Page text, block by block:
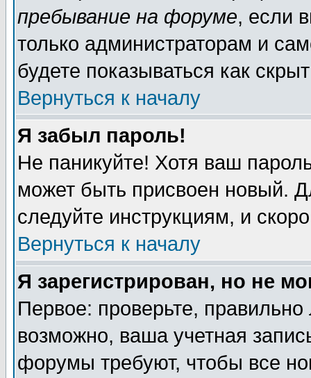
пребывание на форуме, если
только администраторам и
будете показываться как
Вернуться к началу
Я забыл пароль!
Не паникуйте! Хотя ваш
может быть присвоен новый.
следуйте инструкциям, и
Вернуться к началу
Я зарегистрирован, но не
Первое: проверьте,
возможно, ваша учетная
форумы требуют, чтобы все